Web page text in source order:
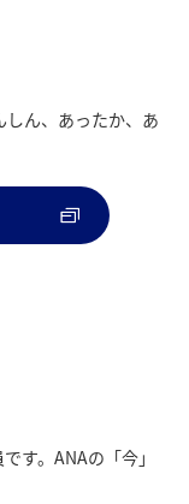
ん、あったか、あ
す。ANAの「今」